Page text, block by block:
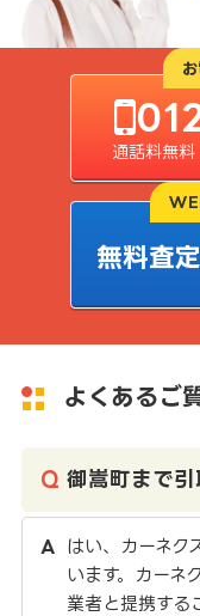
通話料無
無料査
よくあるご
御嵩町まで引
はい、カーネク
います。カーネ
業者と提携する